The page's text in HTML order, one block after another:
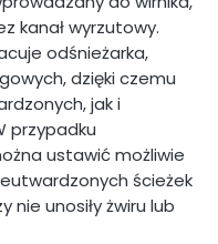
kanał wyrzutowy.
odśnieżarka,
dzięki czemu
jak i
przypadku
ustawić możliwie
ścieżek
nie unosiły żwiru lub